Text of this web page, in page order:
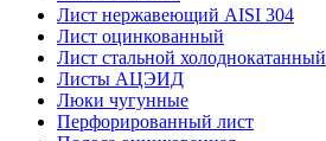
Лист нержавеющий AISI 304
Лист оцинкованный
Лист стальной холоднокатанный
Листы АЦЭИД
Люки чугунные
Перфорированный лист